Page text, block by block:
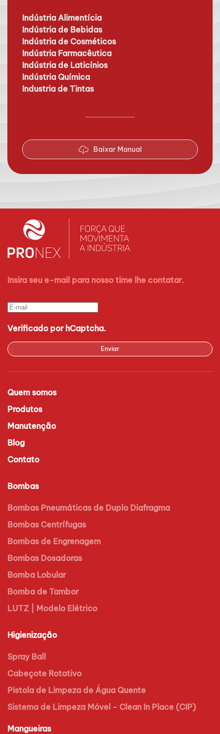
Indústria Alimentícia
Indústria de Bebidas
Indústria de Cosméticos
Indústria Farmacêutica
Indústria de Laticínios
Indústria Química
Industria de Tintas
Baixar Manual
Insira seu e-mail para nosso time lhe contatar.
Verificado por hCaptcha.
Enviar
Quem somos
Produtos
Manutenção
Blog
Contato
Bombas
Bombas Pneumáticas de Duplo Diafragma
Bombas Centrífugas
Bombas de Engrenagem
Bombas Dosadoras
Bomba Lobular
Bomba de Tambor
LUTZ | Modelo Elétrico
Higienização
Spray Ball
Cabeçote Rotativo
Pistola de Limpeza de Água Quente
Sistema de Limpeza Móvel - Clean In Place (CIP)
Mangueiras